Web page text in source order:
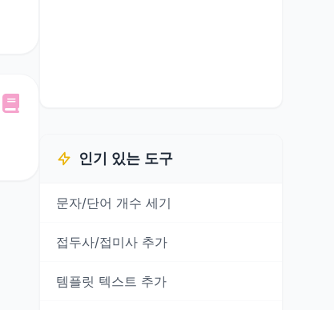
인기 있는 도구
문자/단어 개수 세기
접두사/접미사 추가
템플릿 텍스트 추가